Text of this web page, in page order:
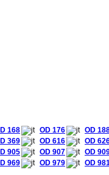
168 OD 176
OD
369 OD 616
OD
905 OD 907
OD
969 OD 979 OD